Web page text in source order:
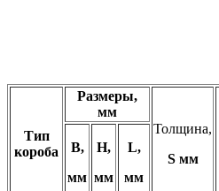
Тип
короба
Размеры,
мм
Толщина,
S мм
В,
мм
Н,
мм
L,
мм